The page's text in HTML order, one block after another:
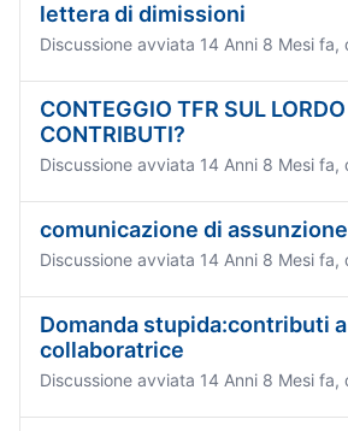
lettera di dimissioni
Discussione avviata 14 Anni 8 Mesi fa,
CONTEGGIO TFR SUL
CONTRIBUTI?
Discussione avviata 14 Anni 8 Mesi fa,
comunicazione di
Discussione avviata 14 Anni 8 Mesi fa,
Domanda stupida:contributi
collaboratrice
Discussione avviata 14 Anni 8 Mesi fa,